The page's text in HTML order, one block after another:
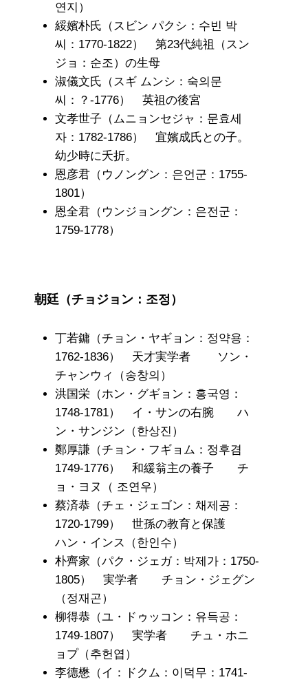
연지）
綏嬪朴氏（スビン パクシ：수빈 박
씨：1770-1822） 第23代純祖（スン
ジョ：순조）の生母
淑儀文氏（スギ ムンシ：숙의문
씨：？-1776） 英祖の後宮
文孝世子（ムニョンセジャ：문효세
자：1782-1786） 宜嬪成氏との子。
幼少時に夭折。
恩彦君（ウノングン：은언군：1755-
1801）
恩全君（ウンジョングン：은전군：
1759-1778）
朝廷（チョジョン：조정）
丁若鏞（チョン・ヤギョン：정약용：
1762-1836） 天才実学者 ソン・
チャンウィ（송창의）
洪国栄（ホン・グギョン：홍국영：
1748-1781） イ・サンの右腕 ハ
ン・サンジン（한상진）
鄭厚謙（チョン・フギョム：정후겸
1749-1776） 和緩翁主の養子 チ
ョ・ヨヌ（ 조연우）
蔡済恭（チェ・ジェゴン：채제공：
1720-1799） 世孫の教育と保護
ハン・インス（한인수）
朴齊家（パク・ジェガ：박제가：1750-
1805） 実学者 チョン・ジェグン
（정재곤）
柳得恭（ユ・ドゥッコン：유득공：
1749-1807） 実学者 チュ・ホニ
ョプ（추헌엽）
李德懋（イ：ドクム：이덕무：1741-